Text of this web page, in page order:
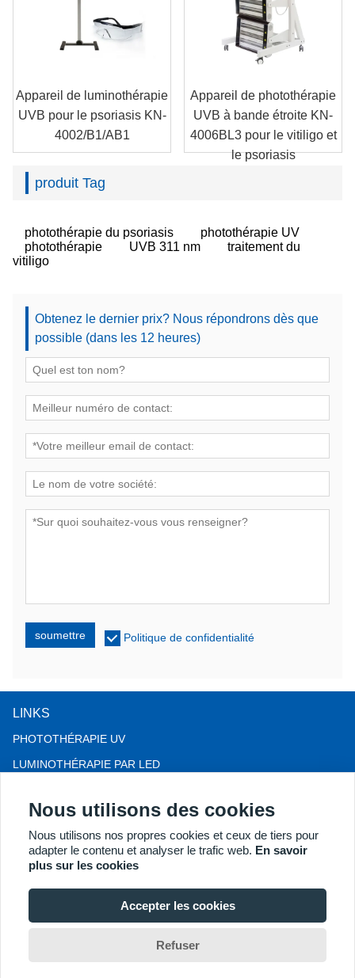
Appareil de luminothérapie
UVB pour le psoriasis KN-
4002/B1/AB1
Appareil de photothérapie
UVB à bande étroite KN-
4006BL3 pour le vitiligo et
le psoriasis
produit Tag
photothérapie du psoriasis
photothérapie UV
photothérapie
UVB 311 nm
traitement du
vitiligo
Obtenez le dernier prix? Nous répondrons dès que
possible (dans les 12 heures)
soumettre Politique de confidentialité
LINKS
PHOTOTHÉRAPIE UV
LUMINOTHÉRAPIE PAR LED
COLPOSCOPE
PLUS DE PRODUITS
Copyright® 2018 Kernel Medical Equipment Co.,LTD. Adresse de
may@kernelmed.com
Nous utilisons des cookies
Nous utilisons nos propres cookies et ceux de tiers pour
adapter le contenu et analyser le trafic web. En savoir
plus sur les cookies
Accepter les cookies
Refuser